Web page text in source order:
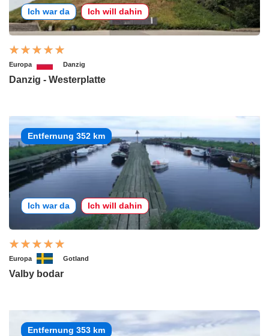
Ich war da Ich will dahin
Europa Danzig
Danzig - Westerplatte
Entfernung 352 km
Ich war da Ich will dahin
Europa Gotland
Valby bodar
Entfernung 353 km